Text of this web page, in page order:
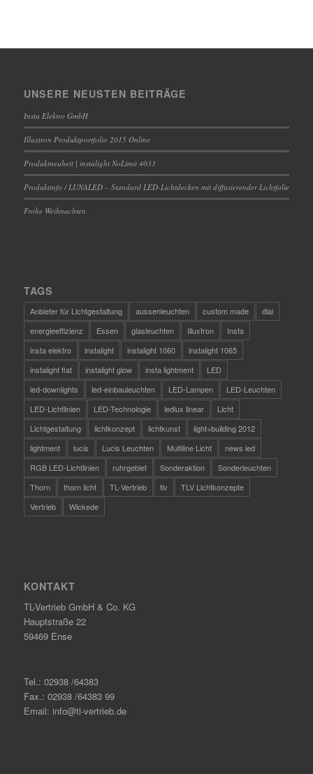
UNSERE NEUSTEN BEITRÄGE
Insta Elektro GmbH
Illuxtron Produktportfolio 2015 Online
Produktneuheit | instalight NoLimit 4033
Produktinfo / LUNALED – Standard LED-Lichtdecken mit diffusierender Lichtfolie
Frohe Weihnachten
TAGS
Anbieter für Lichtgestaltung aussenleuchten custom made
dial
energieeffizienz
Essen glasleuchten Illuxtron
Insta
insta elektro
instalight instalight 1060
instalight 1065
instalight flat
instalight glow insta lightment
LED
led-downlights
led-einbauleuchten LED-Lampen
LED-Leuchten
LED-Lichtlinien
LED-Technologie ledlux linear
Licht
Lichtgestaltung
lichtkonzept lichtkunst
light+building 2012
lightment
lucis Lucis Leuchten Multiline Licht
news led
RGB LED-Lichtlinien
ruhrgebiet Sonderaktion
Sonderleuchten
Thorn
thorn licht TL-Vertrieb tlv
TLV Lichtkonzepte
Vertrieb
Wickede
KONTAKT
TL-Vertrieb GmbH & Co. KG
Hauptstraße 22
59469 Ense
Tel.: 02938 /64383
Fax.: 02938 /64383 99
Email: info@tl-vertrieb.de